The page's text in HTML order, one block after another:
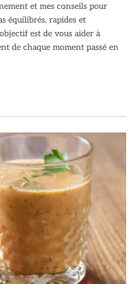
et mes conseils pour
équilibrés, rapides et
est de vous aider à
de chaque moment passé en